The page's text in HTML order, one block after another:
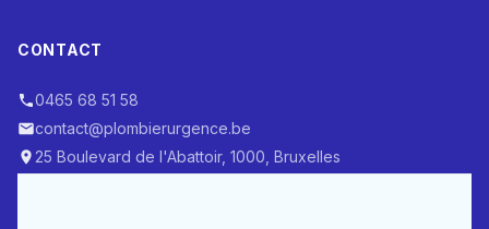
CONTACT
0465 68 51 58
contact@plombierurgence.be
25 Boulevard de l'Abattoir, 1000, Bruxelles